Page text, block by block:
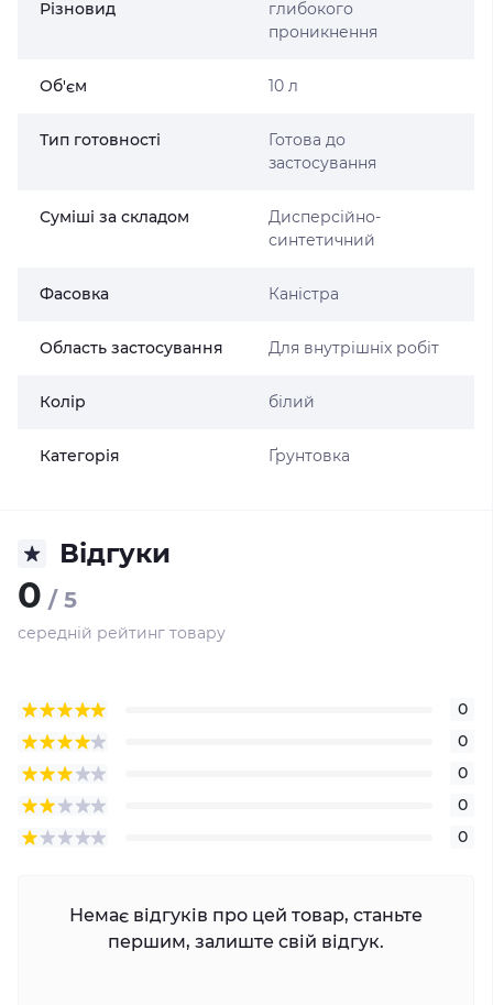
Різновид
глибокого
проникнення
Об'єм 10 л
Тип готовності
Готова до
застосування
Суміші за складом
Дисперсійно-
синтетичний
Фасовка Каністра
Область застосування Для внутрішніх робіт
Колір білий
Категорія Ґрунтовка
Відгуки
0 / 5
середній рейтинг товару
0
0
0
0
0
Немає відгуків про цей товар, станьте
першим, залиште свій відгук.